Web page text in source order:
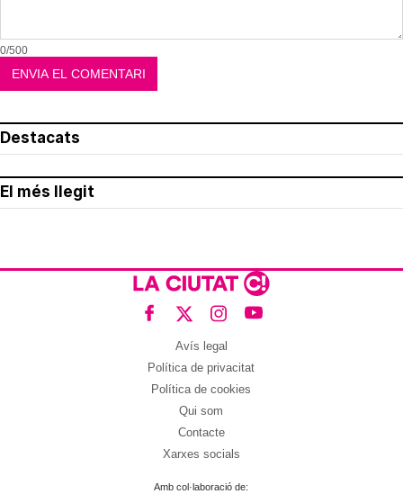
0/500
Destacats
El més llegit
Avís legal
Política de privacitat
Política de cookies
Qui som
Contacte
Xarxes socials
Amb col·laboració de: